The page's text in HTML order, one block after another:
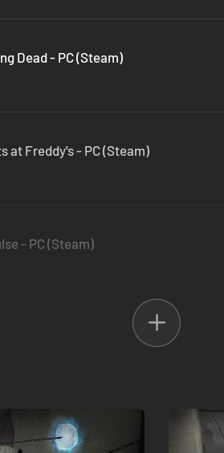
Dead - PC (Steam)
at Freddy's - PC (Steam)
- PC (Steam)